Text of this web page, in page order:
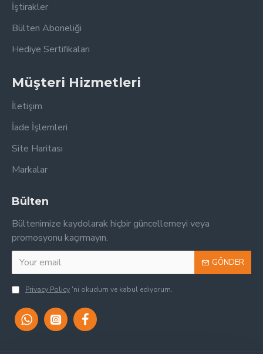
İştirakler
Bülten Aboneliği
Hediye Sertifikaları
Müşteri Hizmetleri
İletişim
İade İşlemleri
Site Haritası
Markalar
Bülten
Bültenimize kaydolarak hiçbir güncellemeyi veya
promosyonu kaçırmayın.
GÖNDER
Privacy Policy 'ni okudum ve kabul ediyorum.